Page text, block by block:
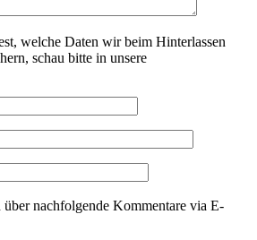
welche Daten wir beim Hinterlassen
schau bitte in unsere
nachfolgende Kommentare via E-